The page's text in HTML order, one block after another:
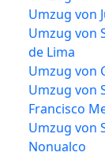
Umzug von
Umzug von
de Lima
Umzug von
Umzug von
Francisco
Umzug von
Nonualco